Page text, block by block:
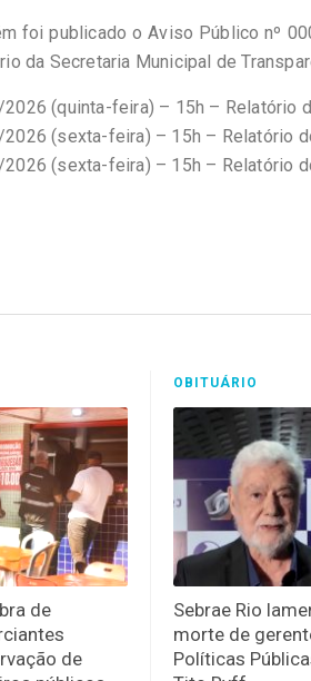
foi publicado o Aviso Público nº
da Secretaria Municipal de
(quinta-feira) – 15h – Relatório
(sexta-feira) – 15h – Relatório
(sexta-feira) – 15h – Relatório
de
de
OBITUÁRIO
Sebrae Rio
morte de
Políticas